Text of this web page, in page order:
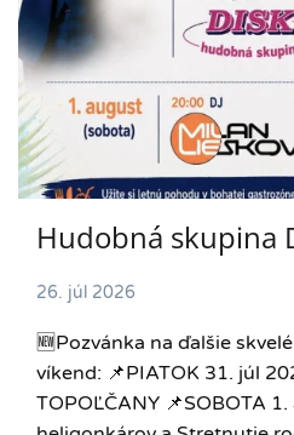
Hudobná skupina
26. júl 2026
🆕️Pozvánka na ďalšie
víkend: 📌PIATOK 31. júl
TOPOĽČANY 📌SOBOTA